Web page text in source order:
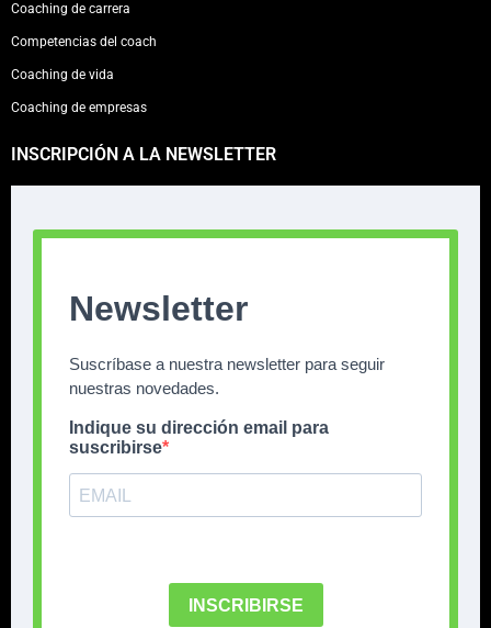
Coaching de carrera
Competencias del coach
Coaching de vida
Coaching de empresas
INSCRIPCIÓN A LA NEWSLETTER